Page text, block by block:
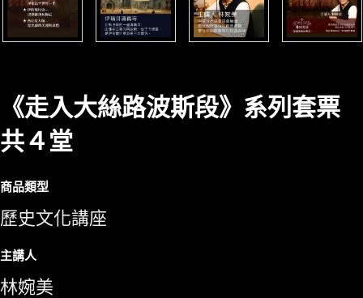
《走入大絲路波斯段》系列套票
共４堂
商品類型
歷史文化講座
主講人
林婉美